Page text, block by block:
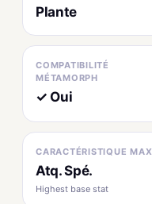
Plante
COMPATIBILITÉ
MÉTAMORPH
✓ Oui
CARACTÉRISTIQUE MAX
Atq. Spé.
Highest base stat